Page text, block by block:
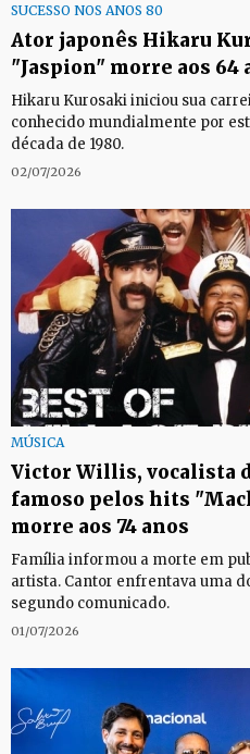
SUCESSO NOS ANOS 80
Ator japonês Hikaru
"Jaspion" morre aos 64
Hikaru Kurosaki iniciou sua
conhecido mundialmente por
década de 1980.
02/07/2026
MÚSICA
Victor Willis, vocalista
famoso pelos hits
morre aos 74 anos
Família informou a morte em
artista. Cantor enfrentava uma
segundo comunicado.
01/07/2026